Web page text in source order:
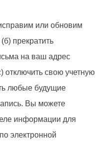
или обновим
прекратить
на ваш адрес
отключить свою учетную
любые будущие
Вы можете
информации для
электронной